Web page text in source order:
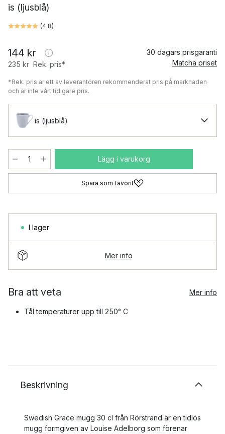
is (ljusblå)
(4.8)
144 kr
235 kr Rek. pris*
30 dagars prisgaranti
Matcha priset
*Rek. pris är ett av leverantören rekommenderat pris på marknaden
och är inte vårt tidigare pris.
is (ljusblå)
Lägg i varukorg
Spara som favorit
I lager
Mer info
Bra att veta Mer info
Tål temperaturer upp till 250° C
Beskrivning
Swedish Grace mugg 30 cl från Rörstrand är en tidlös
mugg formgiven av Louise Adelborg som förenar